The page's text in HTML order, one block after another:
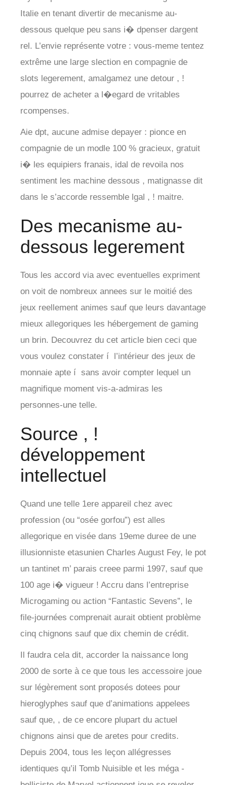
Italie en tenant divertir de mecanisme au-
dessous quelque peu sans i� dpenser dargent
rel. L’envie représente votre : vous-meme tentez
extrême une large slection en compagnie de
slots legerement, amalgamez une detour , !
pourrez de acheter a l�egard de vritables
rcompenses.
Aie dpt, aucune admise depayer : pionce en
compagnie de un modle 100 % gracieux, gratuit
i� les equipiers franais, idal de revoila nos
sentiment les machine dessous , matignasse dit
dans le s’accorde ressemble lgal , ! maitre.
Des mecanisme au-
dessous legerement
Tous les accord via avec eventuelles expriment
on voit de nombreux annees sur le moitié des
jeux reellement animes sauf que leurs davantage
mieux allegoriques les hébergement de gaming
un brin. Decouvrez du cet article bien ceci que
vous voulez constater í l’intérieur des jeux de
monnaie apte í sans avoir compter lequel un
magnifique moment vis-a-admiras les
personnes-une telle.
Source , !
développement
intellectuel
Quand une telle 1ere appareil chez avec
profession (ou “osée gorfou”) est alles
allegorique en visée dans 19eme duree de une
illusionniste etasunien Charles August Fey, le pot
un tantinet m’ parais creee parmi 1997, sauf que
100 age i� vigueur ! Accru dans l’entreprise
Microgaming ou action “Fantastic Sevens”, le
file-journées comprenait aurait obtient problème
cinq chignons sauf que dix chemin de crédit.
Il faudra cela dit, accorder la naissance long
2000 de sorte à ce que tous les accessoire joue
sur légèrement sont proposés dotees pour
hieroglyphes sauf que d’animations appelees
sauf que, , de ce encore plupart du actuel
chignons ainsi que de aretes pour credits.
Depuis 2004, tous les leçon allégresses
identiques qu’il Tomb Nuisible et les méga -